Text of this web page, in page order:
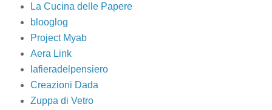
La Cucina delle Papere
blooglog
Project Myab
Aera Link
lafieradelpensiero
Creazioni Dada
Zuppa di Vetro